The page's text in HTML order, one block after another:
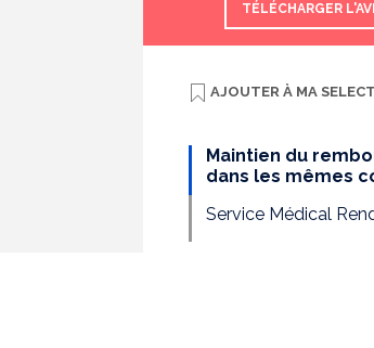
TÉLÉCHARGER
AJOUTER À MA
Maintien du
dans les mêmes
Service Médical